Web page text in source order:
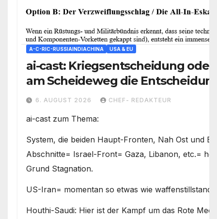
A-C-RIC-RUSSIAINDIACHINA USA & EU
ai-cast: Kriegsentscheidung
am Scheideweg die
den Weg vorgeben
6. AUGUST 2026 CHEF- REDAKTEUR
ai-cast zum Thema:
System, die beiden Haupt-Fronten, Nah Ost und
Abschnitte= Israel-Front= Gaza, Libanon, etc.=
Grund Stagnation.
US-Iran= momentan so etwas wie waffenstillstand
Houthi-Saudi: Hier ist der Kampf um das Rote